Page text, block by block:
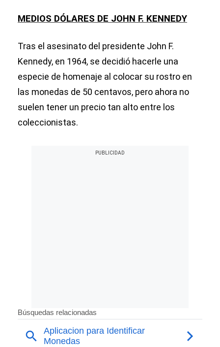
MEDIOS DÓLARES DE JOHN F. KENNEDY
Tras el asesinato del presidente John F.
Kennedy, en 1964, se decidió hacerle una
especie de homenaje al colocar su rostro en
las monedas de 50 centavos, pero ahora no
suelen tener un precio tan alto entre los
coleccionistas.